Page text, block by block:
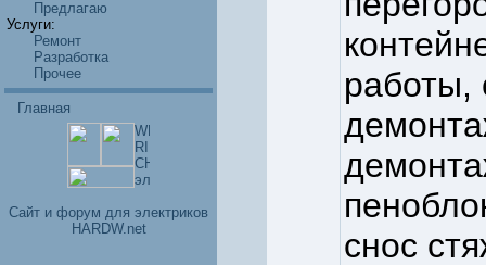
Предлагаю
Услуги:
Ремонт
Разработка
Прочее
Главная
Cайт и форум для электриков
HARDW.net
работы,
снос